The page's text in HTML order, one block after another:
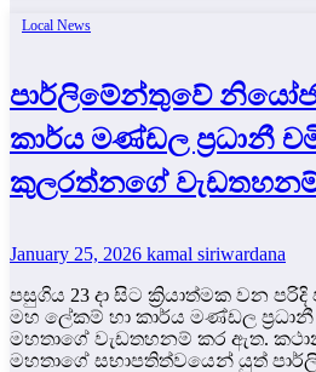
Local News
පාර්ලිමේන්තුවේ
කාර්ය මණ්ඩල ප්‍රධානී
කුලරත්නගේ
January 25, 2026 kamal siriwardana
පසුගිය 23 දා සිට ක්‍රියාත්මක වන
මහ ලේකම් හා කාර්ය මණ්ඩල
මහතාගේ වැඩතහනම් කර ඇත.
මහතාගේ සභාපතිත්වයෙන් යුත්